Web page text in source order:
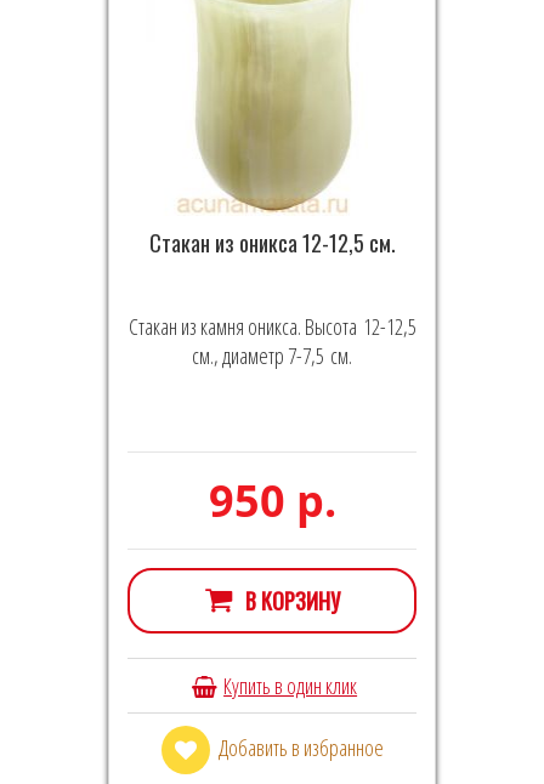
Стакан из оникса 12-12,5 см.
Стакан из камня оникса. Высота 12-12,5
см., диаметр 7-7,5 см.
950 р.
В КОРЗИНУ
Купить в один клик
Добавить в избранное